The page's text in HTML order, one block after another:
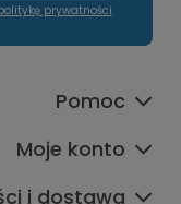
prywatności.
Pomoc
Moje konto
i dostawa